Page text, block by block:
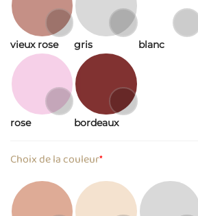
vieux rose gris blanc
rose bordeaux
*
Choix de la couleur